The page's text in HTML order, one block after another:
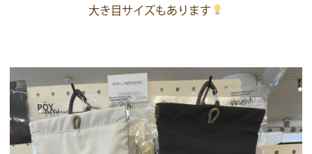
大き目サイズもあります